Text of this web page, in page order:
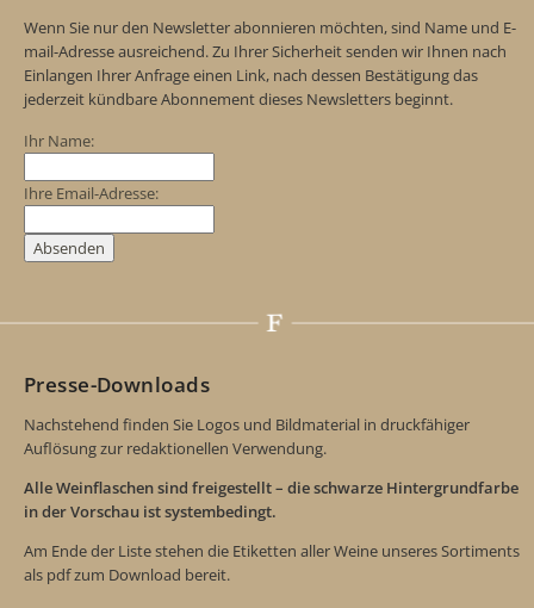
Wenn Sie nur den Newsletter abonnieren möchten, sind Name und E-
mail-Adresse ausreichend. Zu Ihrer Sicherheit senden wir Ihnen nach
Einlangen Ihrer Anfrage einen Link, nach dessen Bestätigung das
jederzeit kündbare Abonnement dieses Newsletters beginnt.
Ihr Name:
Ihre Email-Adresse:
Presse-Downloads
Nachstehend finden Sie Logos und Bildmaterial in druckfähiger
Auflösung zur redaktionellen Verwendung.
Alle Weinflaschen sind freigestellt – die schwarze Hintergrundfarbe
in der Vorschau ist systembedingt.
Am Ende der Liste stehen die Etiketten aller Weine unseres Sortiments
als pdf zum Download bereit.